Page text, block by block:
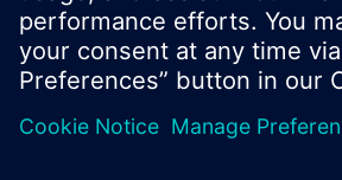
© Siemens Switzerland Ltd. 2016